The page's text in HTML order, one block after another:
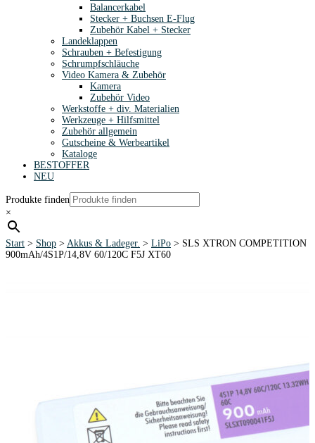
Balancerkabel
Stecker + Buchsen E-Flug
Zubehör Kabel + Stecker
Landeklappen
Schrauben + Befestigung
Schrumpfschläuche
Video Kamera & Zubehör
Kamera
Zubehör Video
Werkstoffe + div. Materialien
Werkzeuge + Hilfsmittel
Zubehör allgemein
Gutscheine & Werbeartikel
Kataloge
BESTOFFER
NEU
Produkte finden
×
Start > Shop > Akkus & Ladeger. > LiPo > SLS XTRON COMPETITION
900mAh/4S1P/14,8V 60/120C F5J XT60